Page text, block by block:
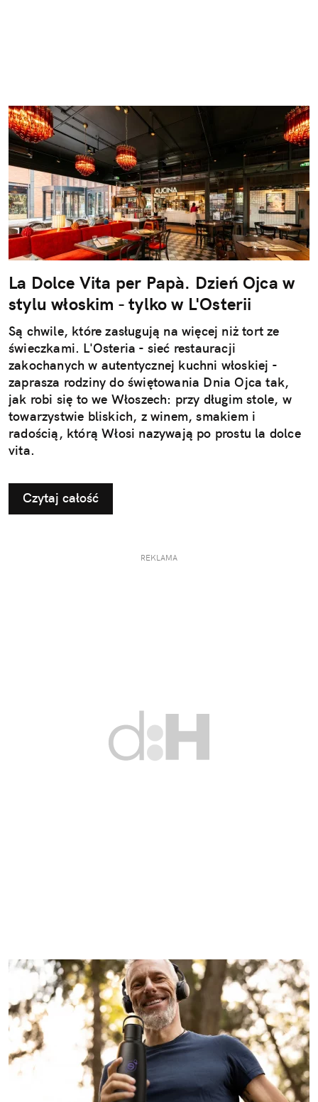
La Dolce Vita per Papà. Dzień Ojca w
stylu włoskim - tylko w L'Osterii
Są chwile, które zasługują na więcej niż tort ze
świeczkami. L'Osteria - sieć restauracji
zakochanych w autentycznej kuchni włoskiej -
zaprasza rodziny do świętowania Dnia Ojca tak,
jak robi się to we Włoszech: przy długim stole, w
towarzystwie bliskich, z winem, smakiem i
radością, którą Włosi nazywają po prostu la dolce
vita.
Czytaj całość
REKLAMA